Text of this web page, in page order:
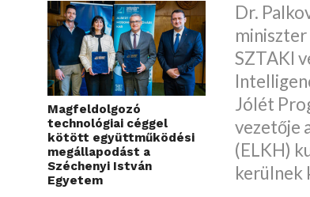
Magfeldolgozó
technológiai céggel
kötött együttműködési
megállapodást a
Széchenyi István
Egyetem
Dr.
SZTAKI
Jólét
vezetője
(ELKH)
kerülnek